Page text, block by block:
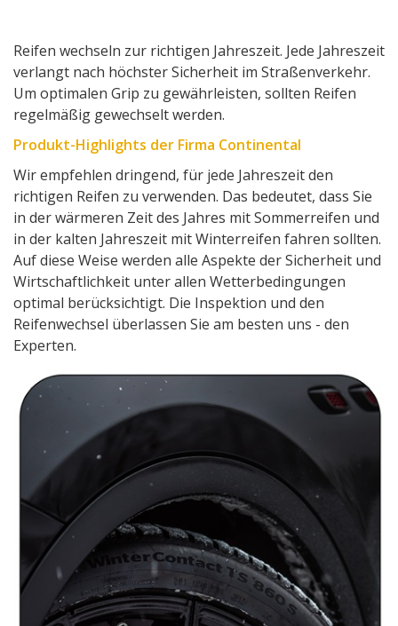
Reifen wechseln zur richtigen Jahreszeit. Jede Jahreszeit
verlangt nach höchster Sicherheit im Straßenverkehr.
Um optimalen Grip zu gewährleisten, sollten Reifen
regelmäßig gewechselt werden.
Produkt-Highlights der Firma Continental
Wir empfehlen dringend, für jede Jahreszeit den
richtigen Reifen zu verwenden. Das bedeutet, dass Sie
in der wärmeren Zeit des Jahres mit Sommerreifen und
in der kalten Jahreszeit mit Winterreifen fahren sollten.
Auf diese Weise werden alle Aspekte der Sicherheit und
Wirtschaftlichkeit unter allen Wetterbedingungen
optimal berücksichtigt. Die Inspektion und den
Reifenwechsel überlassen Sie am besten uns - den
Experten.